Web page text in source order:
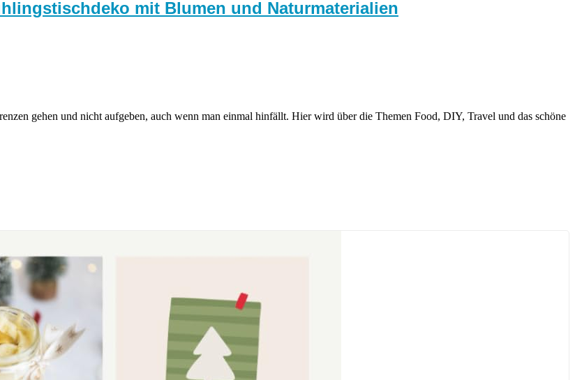
mit Blumen und Naturmaterialien
gehen und nicht aufgeben, auch wenn man einmal hinfällt. Hier wird über die Themen Food, DIY, Travel und das schöne